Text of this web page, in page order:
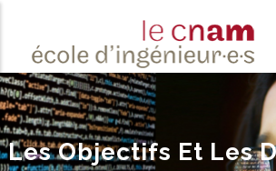
contenu
principal
Les Objectifs Et Les